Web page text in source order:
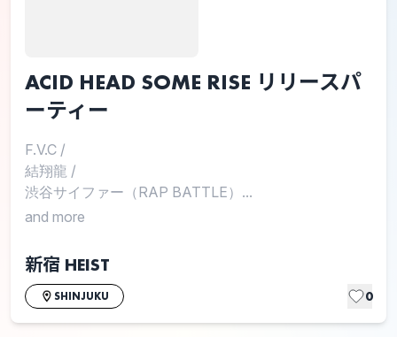
ACID HEAD SOME RISE リリースパ
ーティー
F.V.C /
結翔龍 /
渋谷サイファー（RAP BATTLE）...
and more
新宿 HEIST
SHINJUKU 0